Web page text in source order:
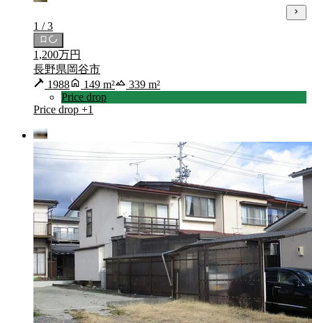
1 / 3
1,200万円
長野県岡谷市
1988
149 m²
339 m²
Price drop
Price drop +1